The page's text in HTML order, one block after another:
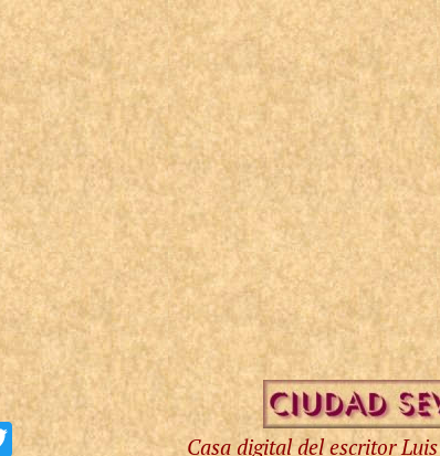
Twitter
Casa digital del escritor